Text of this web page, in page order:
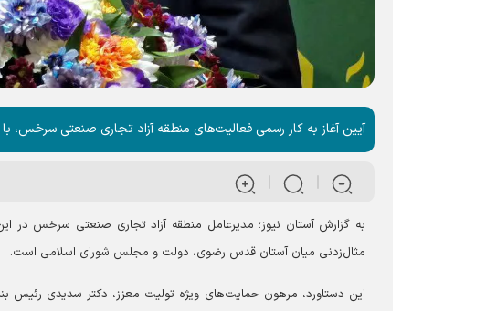
آیین آغاز به کار رسمی فعالیت‌های منطقه آزاد تجاری صنعتی سرخس،
به گزارش آستان نیوز؛ مدیرعامل منطقه آزاد تجاری صنعتی سرخس
مثال‌زدنی میان آستان قدس رضوی، دولت و مجلس شورای اسلامی است.
این دستاورد، مرهون حمایت‌های ویژه تولیت معزز، دکتر سدیدی رئیس